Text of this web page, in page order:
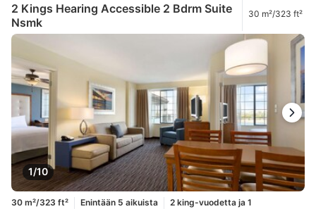
2 Kings Hearing Accessible 2 Bdrm Suite
Nsmk
30 m²/323 ft²
1/10
30 m²/323 ft² Enintään 5 aikuista
2 king-vuodetta ja 1